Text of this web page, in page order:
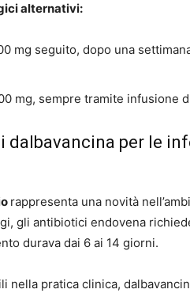
alternativi:
mg seguito, dopo una
mg, sempre tramite infusione
dalbavancina per le
rappresenta una novità
gli antibiotici endovena
durava dai 6 ai 14 giorni.
nella pratica clinica,